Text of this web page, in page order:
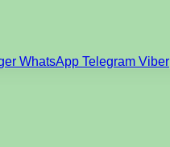
WhatsApp Telegram Viber